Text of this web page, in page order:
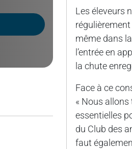
Les éleveurs
même dans
l’entrée en
la chute
Face à ce
« Nous
essentielles
du Club des
faut